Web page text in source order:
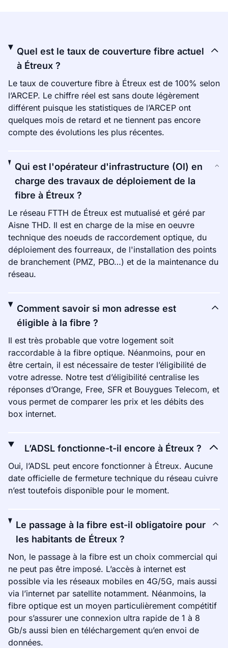
Quel est le taux de couverture fibre actuel
à Étreux ?
Le taux de couverture fibre à Étreux est de 100% selon
l’ARCEP. Le chiffre réel est sans doute légèrement
différent puisque les statistiques de l’ARCEP ont
quelques mois de retard et ne tiennent pas encore
compte des évolutions les plus récentes.
Qui est l'opérateur d'infrastructure (OI) en
charge des travaux de déploiement de la
fibre à Étreux ?
Le réseau FTTH de Étreux est mutualisé et géré par
Aisne THD. Il est en charge de la mise en oeuvre
technique des noeuds de raccordement optique, du
déploiement des fourreaux, de l'installation des points
de branchement (PMZ, PBO…) et de la maintenance du
réseau.
Comment savoir si mon adresse est
éligible à la fibre ?
Il est très probable que votre logement soit
raccordable à la fibre optique. Néanmoins, pour en
être certain, il est nécessaire de tester l’éligibilité de
votre adresse. Notre test d’éligibilité centralise les
réponses d’Orange, Free, SFR et Bouygues Telecom, et
vous permet de comparer les prix et les débits des
box internet.
L’ADSL fonctionne-t-il encore à Étreux ?
Oui, l’ADSL peut encore fonctionner à Étreux. Aucune
date officielle de fermeture technique du réseau cuivre
n’est toutefois disponible pour le moment.
Le passage à la fibre est-il obligatoire pour
les habitants de Étreux ?
Non, le passage à la fibre est un choix commercial qui
ne peut pas être imposé. L’accès à internet est
possible via les réseaux mobiles en 4G/5G, mais aussi
via l’internet par satellite notamment. Néanmoins, la
fibre optique est un moyen particulièrement compétitif
pour s’assurer une connexion ultra rapide de 1 à 8
Gb/s aussi bien en téléchargement qu’en envoi de
données.